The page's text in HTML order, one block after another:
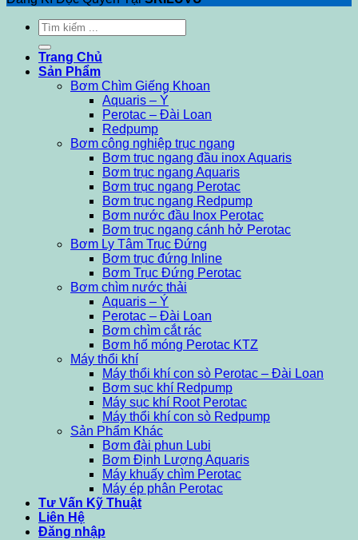
Tìm
kiếm:
Trang Chủ
Sản Phẩm
Bơm Chìm Giếng Khoan
Aquaris – Ý
Perotac – Đài Loan
Redpump
Bơm công nghiệp trục ngang
Bơm trục ngang đầu inox Aquaris
Bơm trục ngang Aquaris
Bơm trục ngang Perotac
Bơm trục ngang Redpump
Bơm nước đầu Inox Perotac
Bơm trục ngang cánh hở Perotac
Bơm Ly Tâm Trục Đứng
Bơm trục đứng Inline
Bơm Trục Đứng Perotac
Bơm chìm nước thải
Aquaris – Ý
Perotac – Đài Loan
Bơm chìm cắt rác
Bơm hố móng Perotac KTZ
Máy thổi khí
Máy thổi khí con sò Perotac – Đài Loan
Bơm sục khí Redpump
Máy sục khí Root Perotac
Máy thổi khí con sò Redpump
Sản Phẩm Khác
Bơm đài phun Lubi
Bơm Định Lượng Aquaris
Máy khuấy chìm Perotac
Máy ép phân Perotac
Tư Vấn Kỹ Thuật
Liên Hệ
Đăng nhập